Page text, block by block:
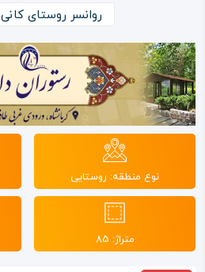
روانسر روستای
نوع منطقه: روستایی
متراژ: 85